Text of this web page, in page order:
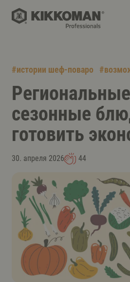
#истории шеф-поваро #
сезонные
готовить
30. апреля 2026 44